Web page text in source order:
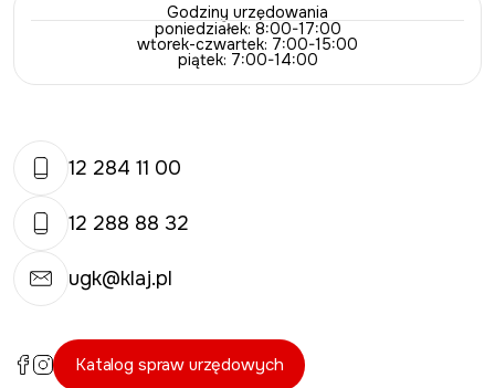
Godziny urzędowania
poniedziałek: 8:00-17:00
wtorek-czwartek: 7:00-15:00
piątek: 7:00-14:00
12 284 11 00
12 288 88 32
ugk@klaj.pl
Katalog spraw urzędowych